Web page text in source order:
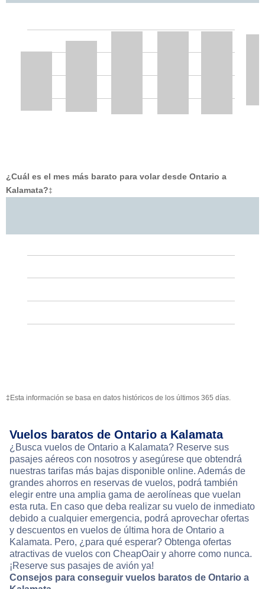
¿Cuál es el mes más barato para volar desde Ontario a
Kalamata?‡
‡Esta información se basa en datos históricos de los últimos 365 días.
Vuelos baratos de Ontario a Kalamata
¿Busca vuelos de Ontario a Kalamata? Reserve sus
pasajes aéreos con nosotros y asegúrese que obtendrá
nuestras tarifas más bajas disponible online. Además de
grandes ahorros en reservas de vuelos, podrá también
elegir entre una amplia gama de aerolíneas que vuelan
esta ruta. En caso que deba realizar su vuelo de inmediato
debido a cualquier emergencia, podrá aprovechar ofertas
y descuentos en vuelos de última hora de Ontario a
Kalamata. Pero, ¿para qué esperar? Obtenga ofertas
atractivas de vuelos con CheapOair y ahorre como nunca.
¡Reserve sus pasajes de avión ya!
Consejos para conseguir vuelos baratos de Ontario a